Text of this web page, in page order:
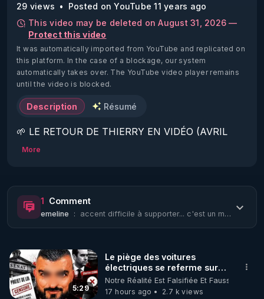
29 views
Posted on YouTube 11 years ago
This video may be deleted on August 31, 2026 —
Protect this video
It was automatically imported from YouTube and replicated on
this platform. In the case of a blockage, our system
automatically takes over. The YouTube video player remains
until the video is blocked.
Description Résumé
🌱 LE RETOUR DE THIERRY EN VIDÉO (AVRIL
2022)!
https://www.rgnr.fr/presentation.html
🌱 LE MAGAZINE RÉGÉNÈRE
🌱 LA BOUTIQUE DU MAGAZINE
Pour obtenir les anciens numéros que vous avez
More
1 Comment
emeline : accent difficile à supporter... c'est un monstre qui n'a pas le sens de l'affect...
5:29
Le piège des voitures
électriques se referme sur
les usagers !
Notre Réalité Est Falsifiée Et Fausse
17 hours ago
2.7 k views